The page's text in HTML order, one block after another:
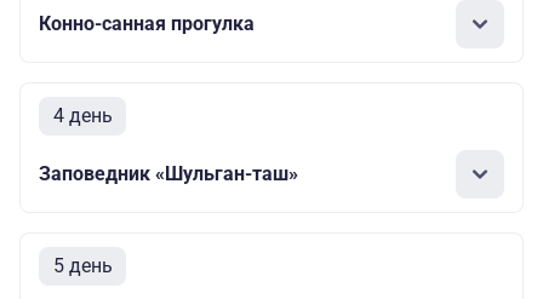
Конно-санная прогулка
4 день
Заповедник «Шульган-таш»
5 день